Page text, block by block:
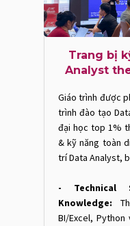
Không chỉ học
trải nghiệm
Data Analyst
- Real
ngành
- Step-by-step
tiết, code
Build
study